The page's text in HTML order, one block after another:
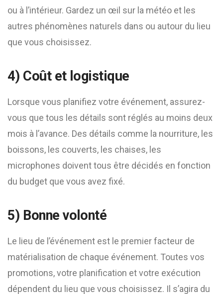
ou à l’intérieur. Gardez un œil sur la météo et les
autres phénomènes naturels dans ou autour du lieu
que vous choisissez.
4) Coût et logistique
Lorsque vous planifiez votre événement, assurez-
vous que tous les détails sont réglés au moins deux
mois à l’avance. Des détails comme la nourriture, les
boissons, les couverts, les chaises, les
microphones doivent tous être décidés en fonction
du budget que vous avez fixé.
5) Bonne volonté
Le lieu de l’événement est le premier facteur de
matérialisation de chaque événement. Toutes vos
promotions, votre planification et votre exécution
dépendent du lieu que vous choisissez. Il s’agira du